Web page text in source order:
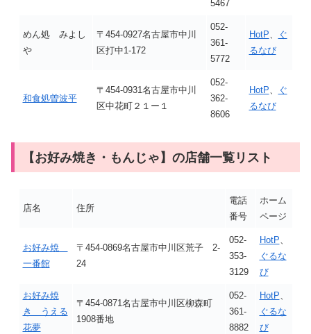
5467
めん処 みよし
や
〒454-0927名古屋市中川
区打中1-172
052-
361-
5772
HotP、
ぐ
るなび
和食処曽波平
〒454-0931名古屋市中川
区中花町２１ー１
052-
362-
8606
HotP、
ぐ
るなび
【お好み焼き・もんじゃ】の店舗一覧リスト
店名 住所
電話
番号
ホーム
ページ
お好み焼
一番館
〒454-0869名古屋市中川区荒子 2-
24
052-
353-
3129
HotP、
ぐるな
び
お好み焼
き うえる
花夢
〒454-0871名古屋市中川区柳森町
1908番地
052-
361-
8882
HotP、
ぐるな
び